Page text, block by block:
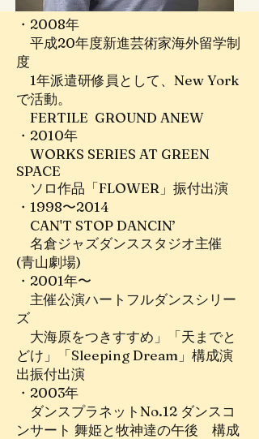
・2008年
平成20年度新進芸術家海外留学制
度
1年派遣研修員として、New York
で活動。
FERTILE GROUND ANEW
・2010年
WORKS SERIES AT GREEN
SPACE
ソロ作品「FLOWER」振付出演
・1998〜2014
CAN'T STOP DANCIN’
名倉ジャズダンススタジオ主催
(青山劇場)
・2001年〜
主催公演ハートフルダンスシリー
ズ
大海原をつきすすめ」「天までと
どけ」「Sleeping Dream」構成演
出振付出演
・2003年
ダンスプラネットNo.12 ダンスコ
ンサート 舞姫と牧神達の午後 構成